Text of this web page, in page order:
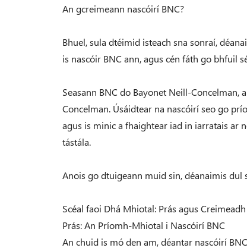
An gcreimeann nascóirí BNC?
Bhuel, sula dtéimid isteach sna sonraí,
is nascóir BNC ann, agus cén fáth go bhfuil
Seasann BNC do Bayonet Neill-
Concelman. Úsáidtear na nascóirí seo go
agus is minic a fhaightear iad in iarratais ar
tástála.
Anois go dtuigeann muid sin, déanaimis dul
Scéal faoi Dhá Mhiotal: Prás agus Creimeadh
Prás: An Príomh-Mhiotal i Nascóirí BNC
An chuid is mó den am, déantar nascóirí